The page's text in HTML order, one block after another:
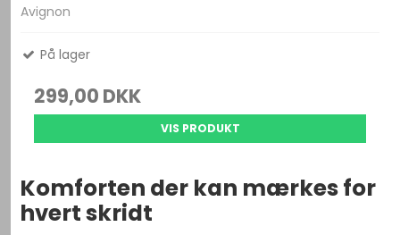
Avignon
På lager
299,00 DKK
VIS PRODUKT
Komforten der kan mærkes for
hvert skridt